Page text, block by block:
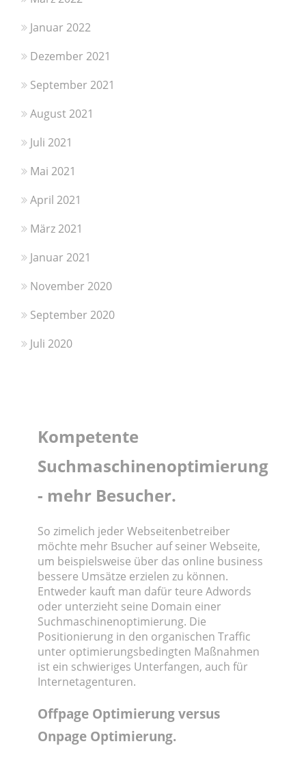
Januar 2022
Dezember 2021
September 2021
August 2021
Juli 2021
Mai 2021
April 2021
März 2021
Januar 2021
November 2020
September 2020
Juli 2020
Kompetente
Suchmaschinenoptimierung
- mehr Besucher.
So zimelich jeder Webseitenbetreiber
möchte mehr Bsucher auf seiner Webseite,
um beispielsweise über das online business
bessere Umsätze erzielen zu können.
Entweder kauft man dafür teure Adwords
oder unterzieht seine Domain einer
Suchmaschinenoptimierung. Die
Positionierung in den organischen Traffic
unter optimierungsbedingten Maßnahmen
ist ein schwieriges Unterfangen, auch für
Internetagenturen.
Offpage Optimierung versus
Onpage Optimierung.